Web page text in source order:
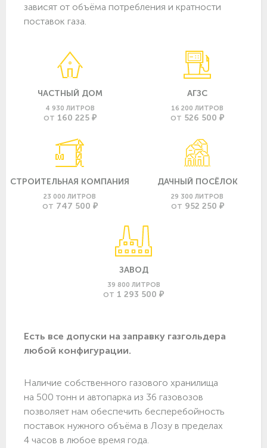
зависят от объёма потребления и кратности
поставок газа.
ЧАСТНЫЙ ДОМ
4 930 ЛИТРОВ
ОТ 160 225 ₽
АГЗС
16 200 ЛИТРОВ
ОТ 526 500 ₽
СТРОИТЕЛЬНАЯ КОМПАНИЯ
23 000 ЛИТРОВ
ОТ 747 500 ₽
ДАЧНЫЙ ПОСЁЛОК
29 300 ЛИТРОВ
ОТ 952 250 ₽
ЗАВОД
39 800 ЛИТРОВ
ОТ 1 293 500 ₽
Есть все допуски нa заправку газгольдера
любой конфигурации.
Наличие собственного газового хранилища
на 500 тонн и автопарка из 36 газовозов
позволяет нам обеспечить бесперебойность
поставок нужного объёма в Лозу в пределах
4 часов в любое время года.